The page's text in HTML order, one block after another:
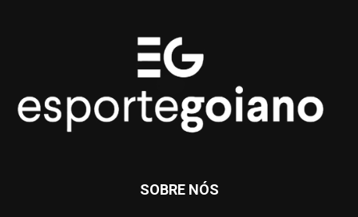
SOBRE NÓS